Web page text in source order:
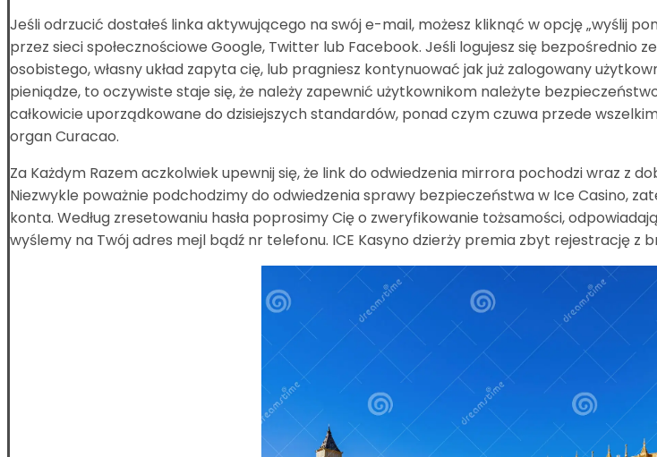
Jeśli odrzucić dostałeś linka aktywującego na swój e-mail, możesz kliknąć w opcję „wyślij
przez sieci społecznościowe Google, Twitter lub Facebook. Jeśli logujesz się
osobistego, własny układ zapyta cię, lub pragniesz kontynuować jak już zalogowany
pieniądze, to oczywiste staje się, że należy zapewnić użytkownikom należyte
całkowicie uporządkowane do dzisiejszych standardów, ponad czym czuwa przede
organ Curacao.
Za Każdym Razem aczkolwiek upewnij się, że link do odwiedzenia mirrora pochodzi wraz z
Niezwykle poważnie podchodzimy do odwiedzenia sprawy bezpieczeństwa w Ice Casino,
konta. Według zresetowaniu hasła poprosimy Cię o zweryfikowanie tożsamości,
wyślemy na Twój adres mejl bądź nr telefonu. ICE Kasyno dzierży premia zbyt rejestrację z